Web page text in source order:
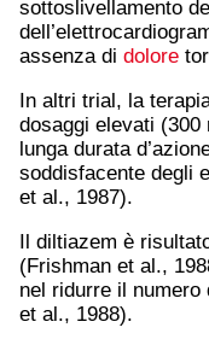
sottoslivellamento
assenza di dolore
In altri trial, la
dosaggi elevati (300
lunga durata
soddisfacente degli
et al., 1987).
Il diltiazem è
(Frishman et al.,
nel ridurre il
et al., 1988).